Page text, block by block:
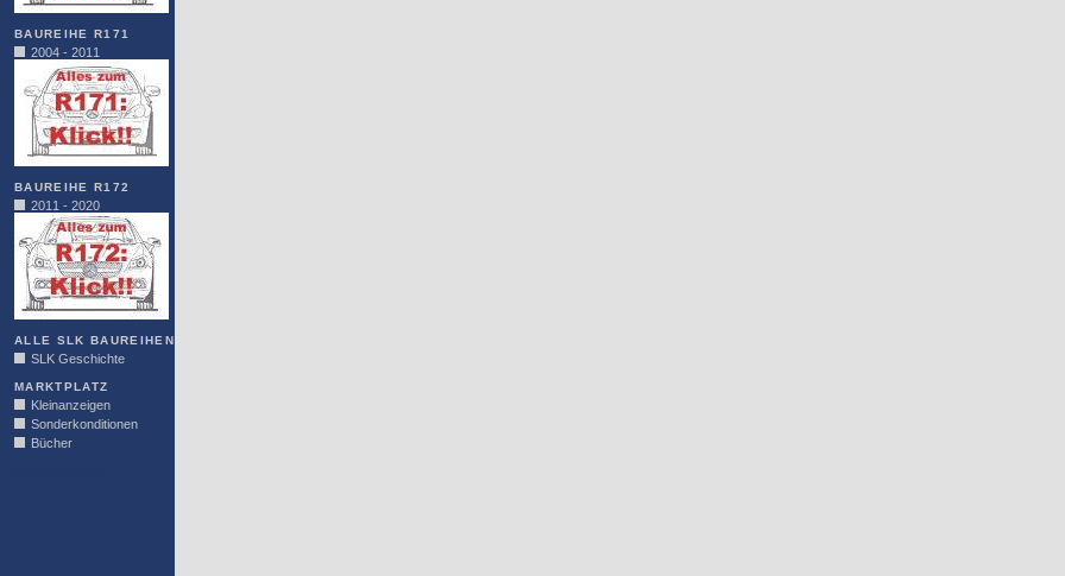
BAUREIHE R171
2004 - 2011
BAUREIHE R172
2011 - 2020
ALLE SLK BAUREIHEN
SLK Geschichte
MARKTPLATZ
Kleinanzeigen
Sonderkonditionen
Bücher